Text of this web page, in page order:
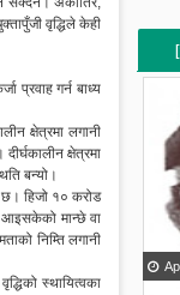
वृद्धिले केही
प्रवाह गर्न बाध्य
क्षेत्रमा लगानी
क्षेत्रमा
बन्यो।
छ। हिजो १० करोड
आइसकेको मान्छे वा
निम्ति लगानी
स्थायित्वका